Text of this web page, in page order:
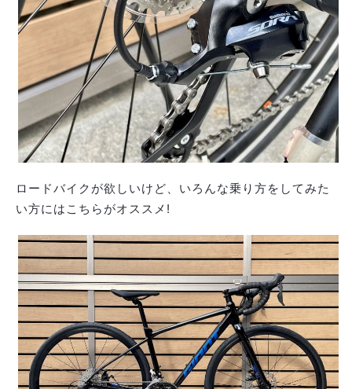
ロードバイクが欲しいけど、いろんな乗り方をしてみた
い方にはこちらがオススメ!